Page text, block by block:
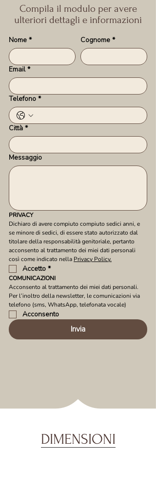
Compila il modulo per avere
ulteriori dettagli e informazioni
Nome * Cognome *
Email *
Telefono *
Città *
Messaggio
PRIVACY
Dichiaro di avere compiuto compiuto sedici anni, e
se minore di sedici, di essere stato autorizzato dal
titolare della responsabilità genitoriale, pertanto
acconsento al trattamento dei miei dati personali
così come indicato nella Privacy Policy.
Accetto *
COMUNICAZIONI
Acconsento al trattamento dei miei dati personali.
Per l’inoltro della newsletter, le comunicazioni via
telefono (sms, WhatsApp, telefonata vocale)
Acconsento
Invia
DIMENSIONI